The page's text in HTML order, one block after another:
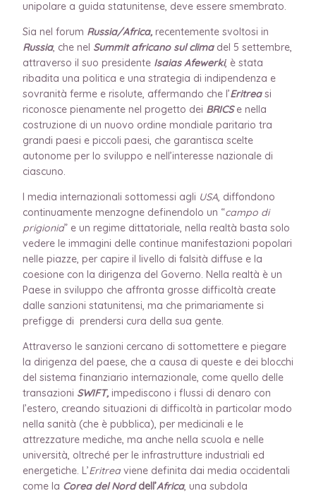
unipolare a guida statunitense, deve essere smembrato.
Sia nel forum Russia/Africa, recentemente svoltosi in
Russia, che nel Summit africano sul climadel 5 settembre,
attraverso il suo presidente Isaias Afewerki, è stata
ribadita una politica e una strategia di indipendenza e
sovranità ferme e risolute, affermando che l’Eritreasi
riconosce pienamente nel progetto dei BRICSe nella
costruzione di un nuovo ordine mondiale paritario tra
grandi paesi e piccoli paesi, che garantisca scelte
autonome per lo sviluppo e nell’interesse nazionale di
ciascuno.
I media internazionali sottomessi agli USA, diffondono
continuamente menzogne definendolo un “campo di
prigionia” e un regime dittatoriale, nella realtà basta solo
vedere le immagini delle continue manifestazioni popolari
nelle piazze, per capire il livello di falsità diffuse e la
coesione con la dirigenza del Governo. Nella realtà è un
Paese in sviluppo che affronta grosse difficoltà create
dalle sanzioni statunitensi, ma che primariamente si
prefigge di prendersi cura della sua gente.
Attraverso le sanzioni cercano di sottomettere e piegare
la dirigenza del paese, che a causa di queste e dei blocchi
del sistema finanziario internazionale, come quello delle
transazioni SWIFT, impediscono i flussi di denaro con
l’estero, creando situazioni di difficoltà in particolar modo
nella sanità (che è pubblica), per medicinali e le
attrezzature mediche, ma anche nella scuola e nelle
università, oltreché per le infrastrutture industriali ed
energetiche. L’Eritreaviene definita dai media occidentali
come la Corea del Norddell’Africa, una subdola